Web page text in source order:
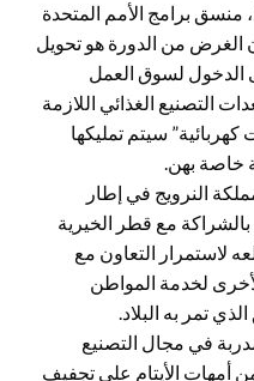
برامج الأمم المتحدة
الغرض من الدورة هو تحويل
الدخول لسوق العمل
التصنيع الغذائي اللازمة
سيتم تمليكها
خاصة بهن.
النرويج في إطار
مع قطر الخيرية
لاستمرار التعاون مع
لخدمة المواطن
تمر به البلاد.
في مجال التصنيع
أمهات الأيتام على تجفيف